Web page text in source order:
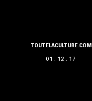
TOUTELACULTURE.COM
01 . 12 . 17